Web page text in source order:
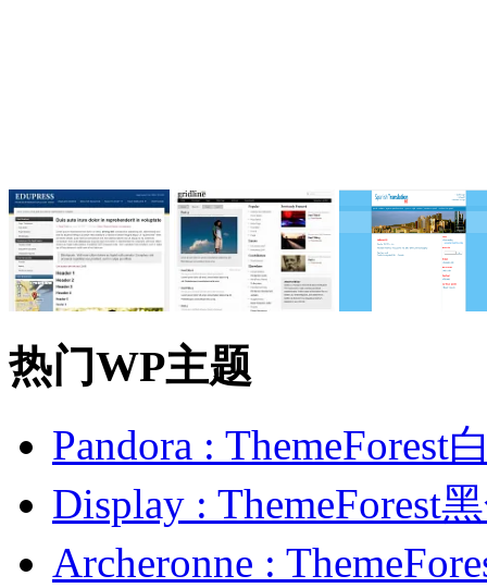
热门WP主题
Pandora : ThemeForest
Display : ThemeForest
Archeronne :